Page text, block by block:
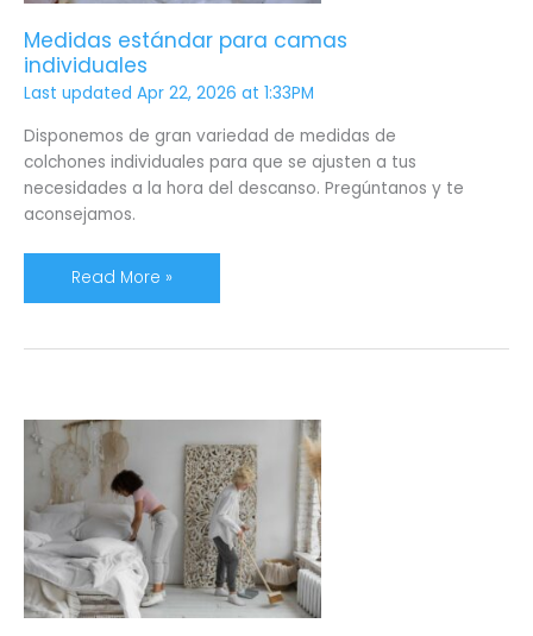
Medidas estándar para camas
individuales
Last updated Apr 22, 2026 at 1:33PM
Disponemos de gran variedad de medidas de
colchones individuales para que se ajusten a tus
necesidades a la hora del descanso. Pregúntanos y te
aconsejamos.
Read More »
Cómo
desinfectar
un
colchón